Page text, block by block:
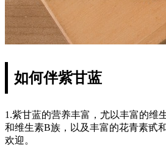
如何伴紫甘蓝
1.紫甘蓝的营养丰富，尤以丰富的维
和维生素B族，以及丰富的花青素甙
欢迎。